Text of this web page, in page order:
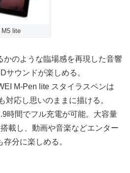
M5 lite
かのような臨場感を再現した音響
サウンドが楽しめる。
M-Pen lite スタイラスペンは
対応し思いのままに描ける。
時間でフル充電が可能。大容量
載し、動画や音楽などエンター
分に楽しめる。